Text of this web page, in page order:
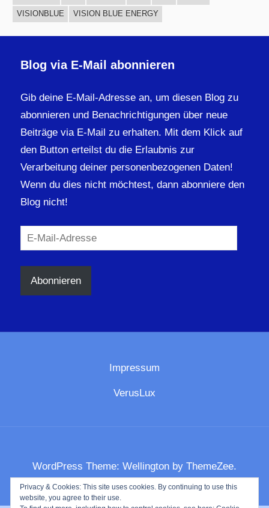
VISIONBLUE
VISION BLUE ENERGY
Blog via E-Mail abonnieren
Gib deine E-Mail-Adresse an, um diesen Blog zu
abonnieren und Benachrichtigungen über neue
Beiträge via E-Mail zu erhalten. Mit dem Klick auf
den Button erteilst du die Erlaubnis zur
Verarbeitung deiner personenbezogenen Daten!
Wenn du dies nicht möchtest, dann abonniere den
Blog nicht!
E-
Mail-
Adresse
Abonnieren
Impressum
VerusLux
WordPress Theme: Wellington by ThemeZee.
Privacy & Cookies: This site uses cookies. By continuing to use this
website, you agree to their use.